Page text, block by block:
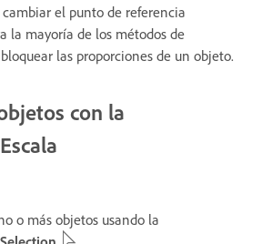
cambiar el punto de referencia
la mayoría de los métodos de
las proporciones de un objeto.
con la
o más objetos usando la